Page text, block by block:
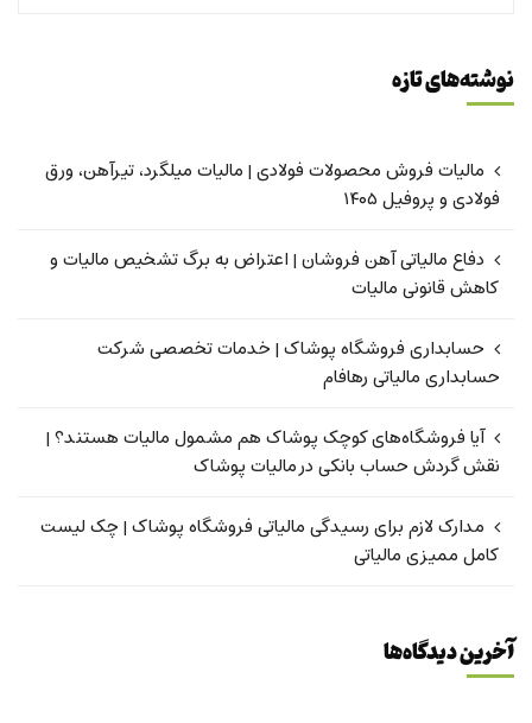
نوشته‌های تازه
مالیات فروش محصولات فولادی | مالیات میلگرد، تیرآهن، ورق
فولادی و پروفیل ۱۴۰۵
دفاع مالیاتی آهن فروشان | اعتراض به برگ تشخیص مالیات و
کاهش قانونی مالیات
حسابداری فروشگاه پوشاک | خدمات تخصصی شرکت
حسابداری مالیاتی رهافام
آیا فروشگاه‌های کوچک پوشاک هم مشمول مالیات هستند؟ |
نقش گردش حساب بانکی در مالیات پوشاک
مدارک لازم برای رسیدگی مالیاتی فروشگاه پوشاک | چک لیست
کامل ممیزی مالیاتی
آخرین دیدگاه‌ها